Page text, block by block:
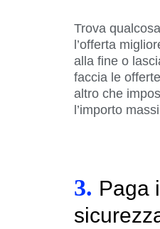
Trova
l’offerta
alla fine o
faccia le
altro che
l’importo
3. Paga